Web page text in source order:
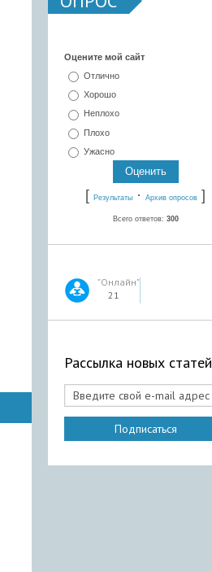
Оцените мой сайт
Отлично
Хорошо
Неплохо
Плохо
Ужасно
[ Результаты · Архив опросов ]
Всего ответов: 300
"Онлайн"
21
Рассылка новых статей